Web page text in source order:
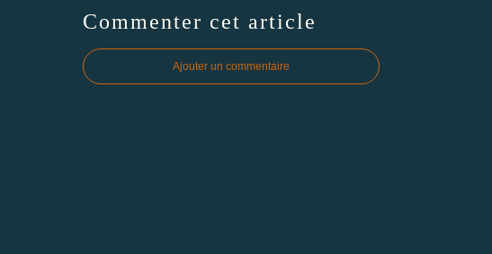
Commenter cet article
Ajouter un commentaire